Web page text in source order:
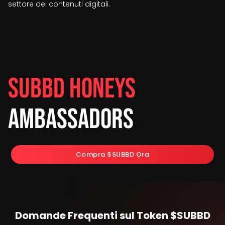
settore dei contenuti digitali.
SUBBD Honeys
Ambassadors
Compra $SUBBD Ora
Domande Frequenti sul Token $SUBBD